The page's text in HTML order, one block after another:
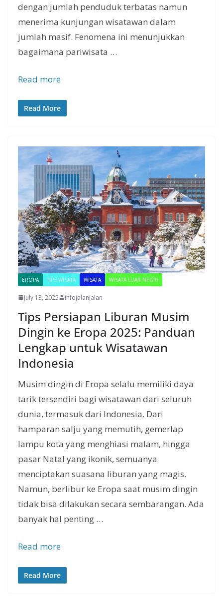
dengan jumlah penduduk terbatas namun
menerima kunjungan wisatawan dalam
jumlah masif. Fenomena ini menunjukkan
bagaimana pariwisata …
Read more
Read More
EROPA TIPS WISATA WISATA WISATA LUAR NEGRI
July 13, 2025 infojalanjalan
Tips Persiapan Liburan Musim
Dingin ke Eropa 2025: Panduan
Lengkap untuk Wisatawan
Indonesia
Musim dingin di Eropa selalu memiliki daya
tarik tersendiri bagi wisatawan dari seluruh
dunia, termasuk dari Indonesia. Dari
hamparan salju yang memutih, gemerlap
lampu kota yang menghiasi malam, hingga
pasar Natal yang ikonik, semuanya
menciptakan suasana liburan yang magis.
Namun, berlibur ke Eropa saat musim dingin
tidak bisa dilakukan secara sembarangan. Ada
banyak hal penting …
Read more
Read More